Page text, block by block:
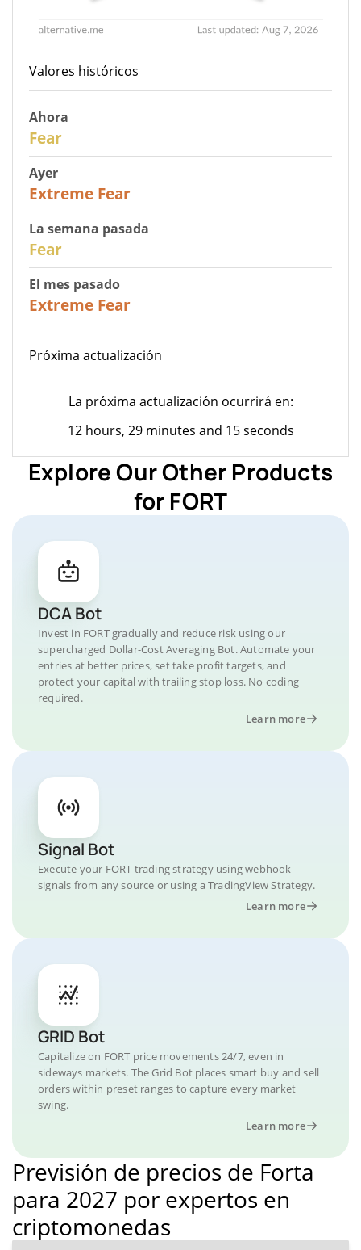
Valores históricos
Ahora
Fear
Ayer
Extreme Fear
La semana pasada
Fear
El mes pasado
Extreme Fear
Próxima actualización
La próxima actualización ocurrirá en:
12 hours, 29 minutes and 15 seconds
Explore Our Other Products
for FORT
DCA Bot
Invest in FORT gradually and reduce risk using our
supercharged Dollar-Cost Averaging Bot. Automate your
entries at better prices, set take profit targets, and
protect your capital with trailing stop loss. No coding
required.
Learn more
Signal Bot
Execute your FORT trading strategy using webhook
signals from any source or using a TradingView Strategy.
Learn more
GRID Bot
Capitalize on FORT price movements 24/7, even in
sideways markets. The Grid Bot places smart buy and sell
orders within preset ranges to capture every market
swing.
Learn more
Previsión de precios de Forta
para 2027 por expertos en
criptomonedas